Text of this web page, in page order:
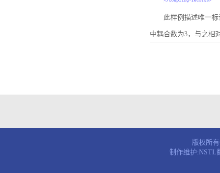
此样例描述唯一标
中耦合数为3，与之相
版权所
制作维护:NSTL